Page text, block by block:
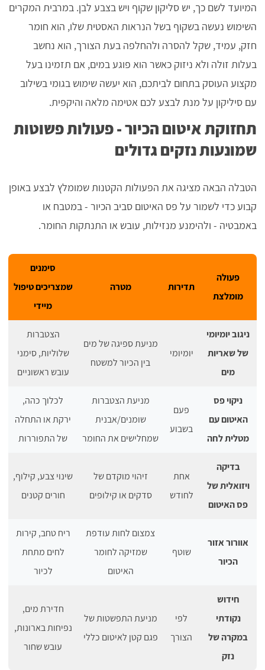
המיועד לשם כך, יש סליקון שקוף ויש בצבע לבן. במרבית המקרים
השימוש נעשה בשקוף בשל הנראות האסטית שלו, הוא חומר
חזק, עמיד, שקל להסרה ולהחלפה בעת הצורך, הוא נחשב
בעלות זולה ולא ניזוק כאשר הוא פוגע במים, אם תזמינו בעל
מקצוע העוסק בתחום לביתכם, הוא יעשה שימוש בגומי בשילוב
עם סיליקון על מנת לבצע לכם אטימה מלאה והיקפית.
תחזוקת איטום הכיור - פעולות פשוטות
שמונעות נזקים גדולים
הטבלה הבאה מציגה את הפעולות הקטנות שמומלץ לבצע באופן
קבוע כדי לשמור על פס האיטום סביב הכיור - במטבח או
באמבטיה - ולהימנע מנזילות, עובש או התנתקות החומר.
פעולה
מומלצת
תדירות מטרה
סימנים
שמצריכים טיפול
מיידי
ניגוב יומיומי
של שאריות
מים
יומיומי
מניעת ספיגה של מים
בין הכיור למשטח
הצטברות
שלוליות, סימני
עובש ראשוניים
ניקוי פס
האיטום עם
מטלית לחה
פעם
בשבוע
מניעת הצטברות
שומנים/אבנית
שמחלישים את החומר
לכלוך כהה,
ירקת או התחלה
של התפוררות
בדיקה
ויזואלית של
פס האיטום
אחת
לחודש
זיהוי מוקדם של
סדקים או קילופים
שינוי צבע, קילוף,
חורים קטנים
אוורור אזור
הכיור
שוטף
צמצום לחות עודפת
שמזיקה לחומר
האיטום
ריח טחב, קירות
לחים מתחת
לכיור
חידוש
נקודתי
במקרה של
נזק
לפי
הצורך
מניעת התפשטות של
פגם קטן לאיטום כללי
חדירת מים,
נפיחות בארונות,
עובש שחור